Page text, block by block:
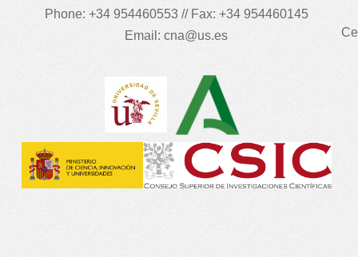
Phone: +34 954460553 // Fax: +34 954460145
Email: cna@us.es